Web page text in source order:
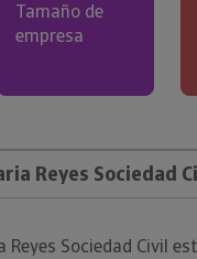
Tamaño de
empresa
Reyes Sociedad
Reyes Sociedad Civil